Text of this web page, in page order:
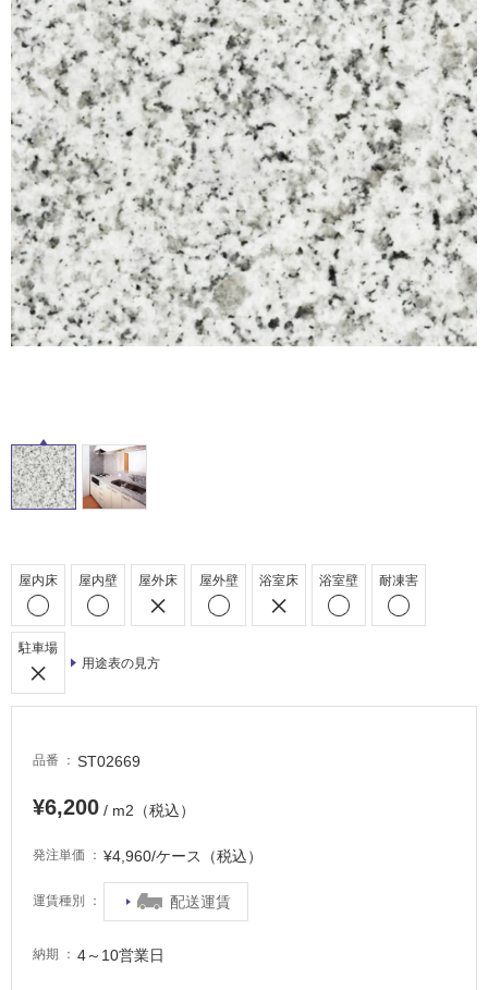
照明 ペット用品
内装用建材 パネル・壁材
ロートアイアン 天然石・石材
メンテナンス・施工材 新商品
ム
横浜スマートショールー
ム
ウェルビーみのおHDC
BOX
修理お問い合わせ クレーム公開
説明書・図面検索 水まわり3年保証
お役立ち情報 住まいのスタイリング
アイデア
ミラタップチャンネル
オンライン相談
自分らしい家づくり
SUVACO
最高のリノベ会社がみつ
かる リノベりす
屋内床 屋内壁 屋外床 屋外壁 浴室床 浴室壁 耐凍害
駐車場
用途表の見方
品番 ST02669
¥6,200 / m2（税込）
発注単価 ¥4,960/ケース（税込）
運賃種別 配送運賃
納期 4～10営業日
タ
イ
屋
内
床・
床・
浴
室
床・
駐
常
適
し
い
る